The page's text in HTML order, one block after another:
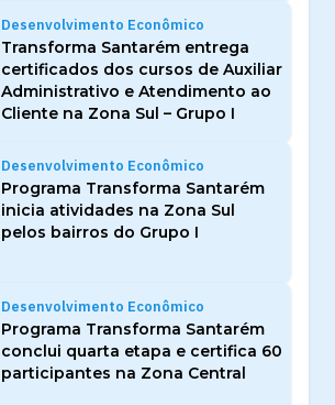
Desenvolvimento Econômico
Transforma Santarém entrega
certificados dos cursos de Auxiliar
Administrativo e Atendimento ao
Cliente na Zona Sul – Grupo I
Desenvolvimento Econômico
Programa Transforma Santarém
inicia atividades na Zona Sul
pelos bairros do Grupo I
Desenvolvimento Econômico
Programa Transforma Santarém
conclui quarta etapa e certifica 60
participantes na Zona Central